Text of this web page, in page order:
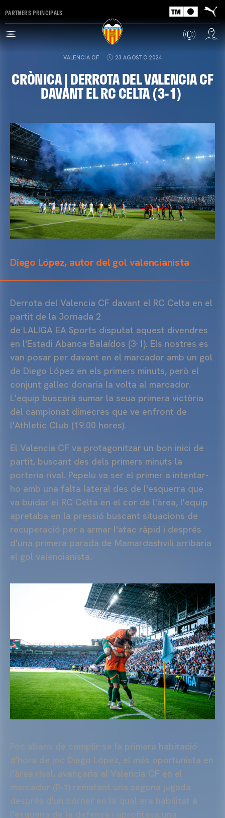
PARTNERS PRINCIPALS
VALENCIA CF 23 AGOSTO 2024
CRÒNICA | DERROTA DEL VALENCIA CF
DAVANT EL RC CELTA (3-1)
Diego López, autor del gol valencianista
Derrota del Valencia CF davant el RC Celta en el
partit de la Jornada 2
de LALIGA EA Sports disputat aquest divendres
en l'Estadi Abanca-Balaídos (3-1). Els nostres es
van posar per davant en el marcador amb un gol
de Diego López en els primers minuts, però el
conjunt gallec donaria la volta al marcador.
L'equip buscarà sumar la seua primera victòria
del campionat dimecres que ve enfront de
l'Athletic Club (19.00 hores).
El Valencia CF va protagonitzar un bon inici de
partit, buscant des dels primers minuts la
porteria rival. Pepelu va ser el primer a intentar-
ho amb una falta lateral des de l'esquerra que
va buidar el RC Celta en el cor de l'àrea, l'equip
apretaba en la pressió buscant situacions de
recuperació per a armar l'atac ràpid i després
d'una primera parada de Mamardashvili arribaria
el gol valencianista.
Poc abans de complir-se la primera habitació
d'hora de joc Diego López, el més oportunista en
l'àrea rival, avançaria al Valencia CF en el
marcador (0-1) rematant una segona jugada
després d'un córner en la qual era habilitat a
l'esquena de la defensa i aprofitava una